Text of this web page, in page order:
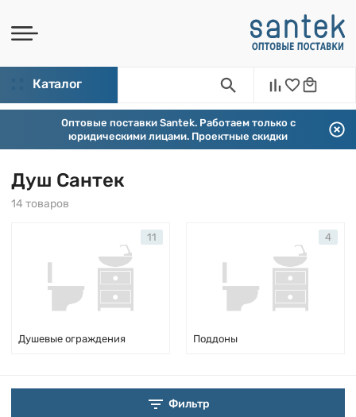
Каталог
Оптовые поставки Santek. Работаем только с
юридическими лицами. Проектные скидки
Душ Сантек
14 товаров
Душевые ограждения
11
Поддоны
4
Фильтр